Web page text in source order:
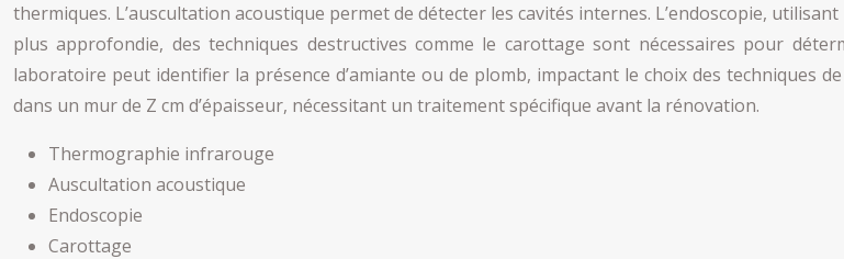
thermiques. L’auscultation acoustique permet de détecter les cavités internes. L’endoscopie,
plus approfondie, des techniques destructives comme le carottage sont nécessaires pour
laboratoire peut identifier la présence d’amiante ou de plomb, impactant le choix des techniques
dans un mur de Z cm d’épaisseur, nécessitant un traitement spécifique avant la rénovation.
Thermographie infrarouge
Auscultation acoustique
Endoscopie
Carottage